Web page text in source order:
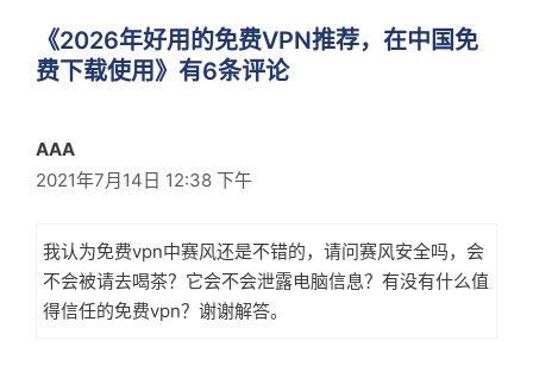
《2026年好用的免费VPN推荐，在中国免
费下载使用》有6条评论
AAA
2021年7月14日 12:38 下午
我认为免费vpn中赛风还是不错的，请问赛风安全吗，会
不会被请去喝茶？它会不会泄露电脑信息？有没有什么值
得信任的免费vpn？谢谢解答。